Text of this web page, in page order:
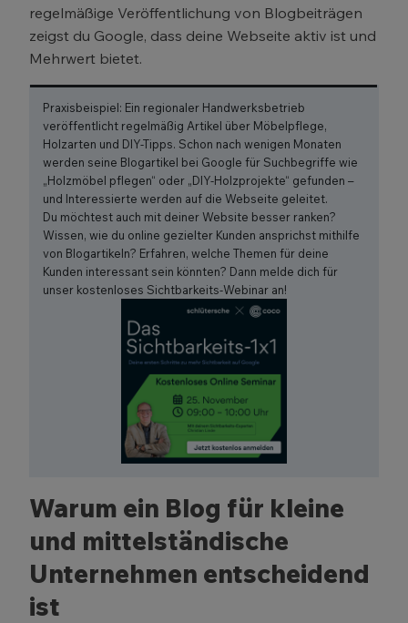
regelmäßige Veröffentlichung von Blogbeiträgen
zeigst du Google, dass deine Webseite aktiv ist und
Mehrwert bietet.
Praxisbeispiel: Ein regionaler Handwerksbetrieb
veröffentlicht regelmäßig Artikel über Möbelpflege,
Holzarten und DIY-Tipps. Schon nach wenigen Monaten
werden seine Blogartikel bei Google für Suchbegriffe wie
„Holzmöbel pflegen“ oder „DIY-Holzprojekte“ gefunden –
und Interessierte werden auf die Webseite geleitet.
Du möchtest auch mit deiner Website besser ranken?
Wissen, wie du online gezielter Kunden ansprichst mithilfe
von Blogartikeln? Erfahren, welche Themen für deine
Kunden interessant sein könnten? Dann melde dich für
unser kostenloses Sichtbarkeits-Webinar an!
Warum ein Blog für kleine
und mittelständische
Unternehmen entscheidend
ist